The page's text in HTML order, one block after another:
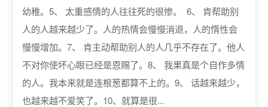
幼稚。5、 太重感情的人往往死的很惨。 6、 肯帮助别
人的人越来越少了。人的热情会慢慢消退，人的惰性会
慢慢增加。7、 肯主动帮助别人的人几乎不存在了。他人
不对你使坏心眼已经是恩赐了。8、 我果真是个自作多情
的人。我本来就是连根葱都算不上的。9、 话越来越少，
也越来越不爱笑了。10、就算是很...